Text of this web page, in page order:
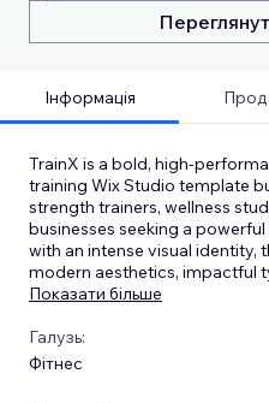
Інформація
TrainX is a bold, high-
training Wix Studio template
strength trainers, wellness
businesses seeking a
with an intense visual identity,
modern aesthetics, impactful
Показати більше
Галузь:
Фітнес